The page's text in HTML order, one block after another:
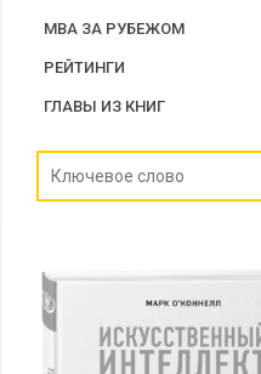
MBA ЗА РУБЕЖОМ
РЕЙТИНГИ
ГЛАВЫ ИЗ КНИГ